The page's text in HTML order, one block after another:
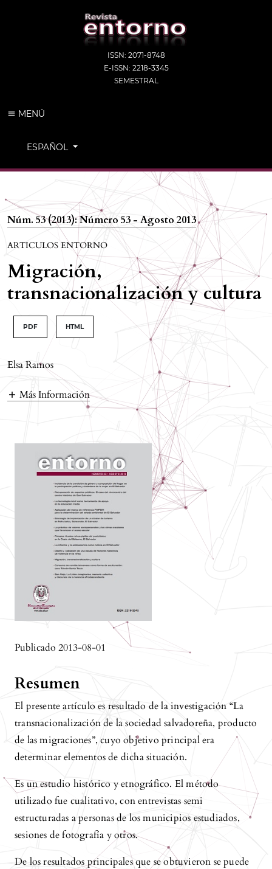
ISSN: 2071-8748
E-ISSN: 2218-3345
SEMESTRAL
MENÚ
CAMBIAR EL IDIOMA. EL IDIOMA ACTUAL ES:
ESPAÑOL
Núm. 53 (2013): Número 53 - Agosto 2013
ARTICULOS ENTORNO
Migración,
transnacionalización y cultura
PDF HTML
Elsa Ramos
Más Información
Publicado 2013-08-01
Resumen
El presente artículo es resultado de la investigación “La
transnacionalización de la sociedad salvadoreña, producto
de las migraciones”, cuyo objetivo principal era
determinar elementos de dicha situación.
Es un estudio histórico y etnográfico. El método
utilizado fue cualitativo, con entrevistas semi
estructuradas a personas de los municipios estudiados,
sesiones de fotografía y otros.
De los resultados principales que se obtuvieron se puede